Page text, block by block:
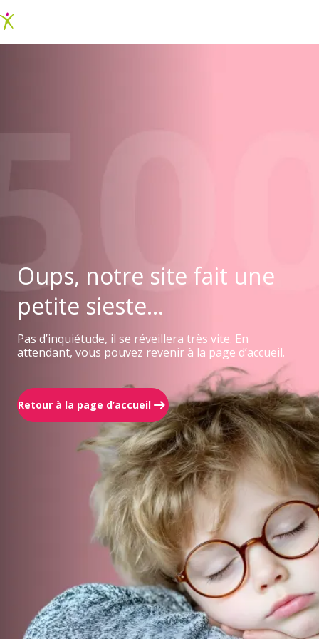
Oups, notre site fait une
petite sieste...
Pas d’inquiétude, il se réveillera très vite. En
attendant, vous pouvez revenir à la page d’accueil.
Retour à la page d’accueil